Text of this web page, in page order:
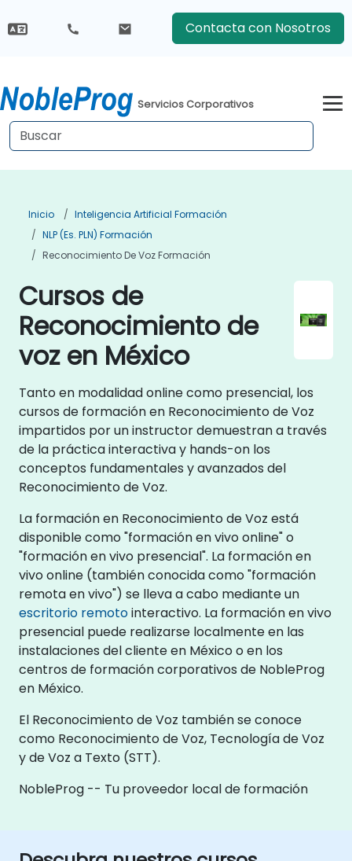
Contacta con Nosotros
Servicios Corporativos
Inicio
Inteligencia Artificial Formación
NLP (es. PLN) Formación
Reconocimiento De Voz Formación
Cursos de
Reconocimiento de
voz en México
Tanto en modalidad online como presencial, los
cursos de formación en Reconocimiento de Voz
impartidos por un instructor demuestran a través
de la práctica interactiva y hands-on los
conceptos fundamentales y avanzados del
Reconocimiento de Voz.
La formación en Reconocimiento de Voz está
disponible como "formación en vivo online" o
"formación en vivo presencial". La formación en
vivo online (también conocida como "formación
remota en vivo") se lleva a cabo mediante un
escritorio remotointeractivo. La formación en vivo
presencial puede realizarse localmente en las
instalaciones del cliente en México o en los
centros de formación corporativos de NobleProg
en México.
El Reconocimiento de Voz también se conoce
como Reconocimiento de Voz, Tecnología de Voz
y de Voz a Texto (STT).
NobleProg -- Tu proveedor local de formación